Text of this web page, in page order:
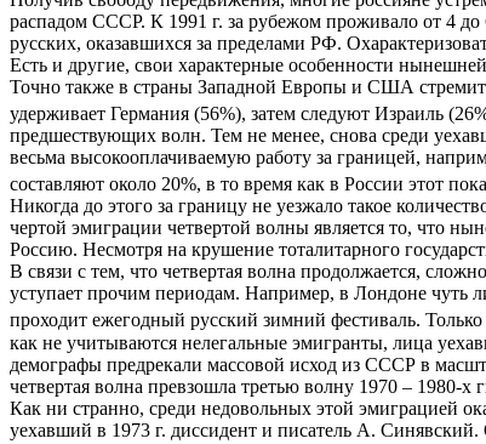
распадом СССР. К 1991 г. за рубежом проживало от 4
русских, оказавшихся за пределами РФ.
Есть и другие, свои характерные особенности
Точно также в страны Западной Европы и США
удерживает Германия (56%), затем следуют Израиль
предшествующих волн. Тем не менее, снова среди
весьма высокооплачиваемую работу за границей,
составляют около 20%, в то время как в России этот
Никогда до этого за границу не уезжало такое
чертой эмиграции четвертой волны является то, что
Россию. Несмотря на крушение тоталитарного
В связи с тем, что четвертая волна продолжается,
уступает прочим периодам. Например, в Лондоне чуть
проходит ежегодный русский зимний фестиваль.
как не учитываются нелегальные эмигранты, лица
демографы предрекали массовой исход из СССР в
четвертая волна превзошла третью волну 1970 – 1980-х
Как ни странно, среди недовольных этой эмиграцией
уехавший в 1973 г. диссидент и писатель А. Синявский.